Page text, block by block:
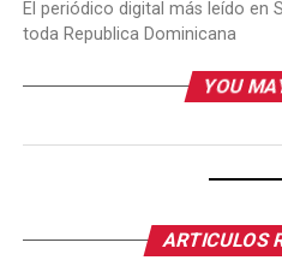
El periódico digital más leído en
toda Republica Dominicana
YOU
ARTICULOS